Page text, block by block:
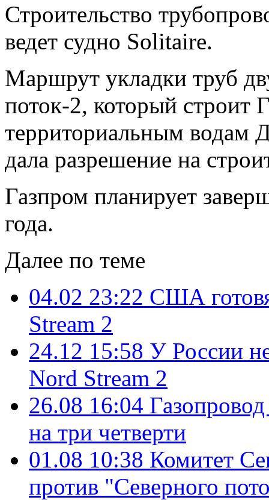
Строительство
ведет судно Solitaire.
Маршрут укладки труб
поток-2, который строит
территориальным водам
дала разрешение на
Газпром планирует
года.
Далее по теме
04.02 23:22 США
Stream 2
24.12 15:58 У России
Nord Stream 2
26.08 16:04
на три четверти
01.08 10:38 Комитет
против "Северного